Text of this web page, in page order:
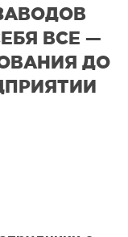
ВСЕ —
ДО